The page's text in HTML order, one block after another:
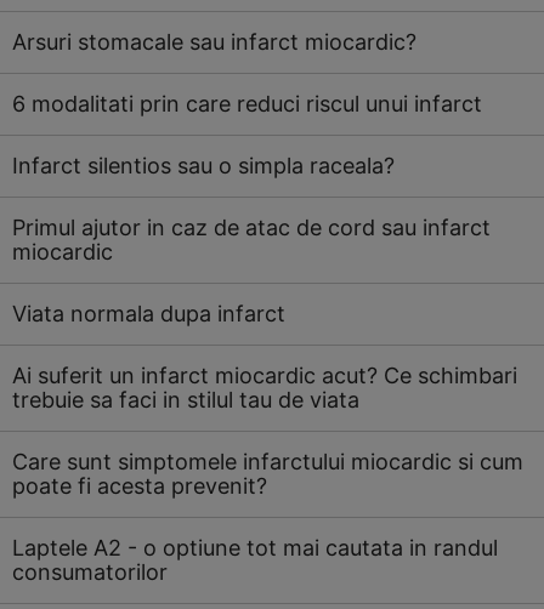
Arsuri stomacale sau infarct miocardic?
6 modalitati prin care reduci riscul unui infarct
Infarct silentios sau o simpla raceala?
Primul ajutor in caz de atac de cord sau infarct
miocardic
Viata normala dupa infarct
Ai suferit un infarct miocardic acut? Ce schimbari
trebuie sa faci in stilul tau de viata
Care sunt simptomele infarctului miocardic si cum
poate fi acesta prevenit?
Laptele A2 - o optiune tot mai cautata in randul
consumatorilor